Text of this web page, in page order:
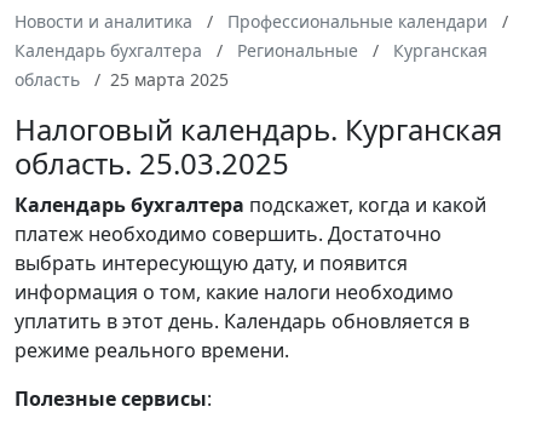
Новости и аналитика
Профессиональные календари
Календарь бухгалтера
Региональные
Курганская
область
25 марта 2025
Налоговый календарь. Курганская
область. 25.03.2025
Календарьбухгалтера подскажет, когда и какой
платеж необходимо совершить. Достаточно
выбрать интересующую дату, и появится
информация о том, какие налоги необходимо
уплатить в этот день. Календарь обновляется в
режиме реального времени.
Полезные сервисы: